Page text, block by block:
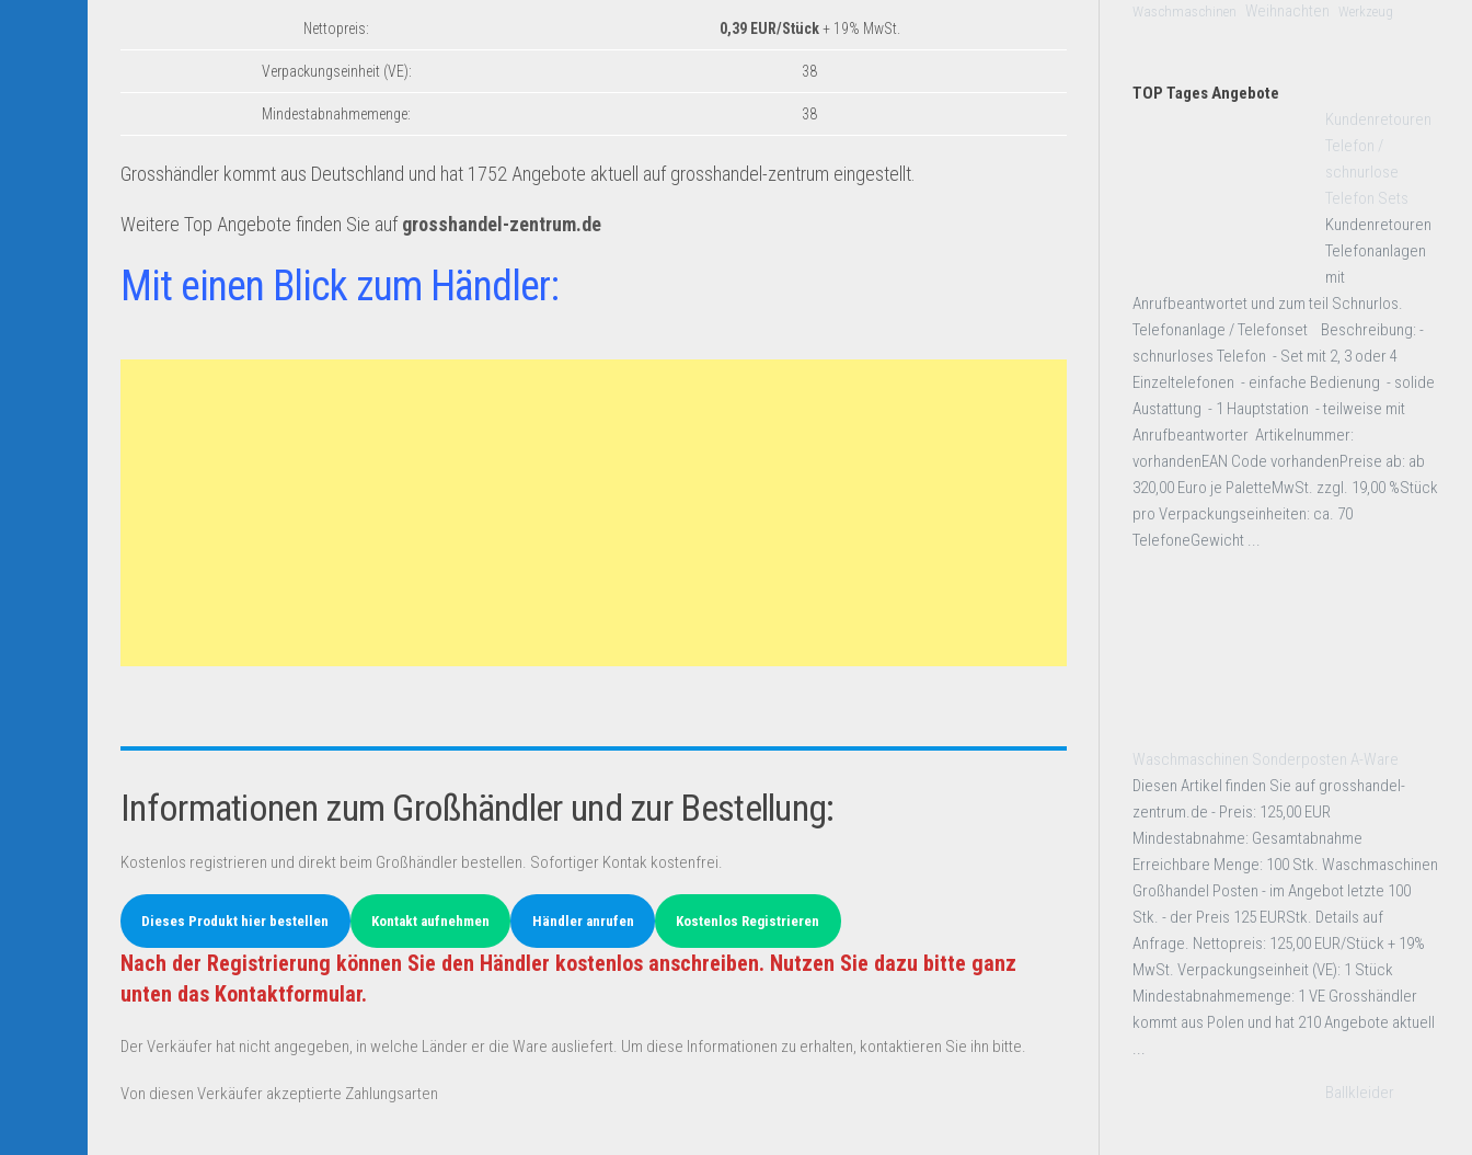
Nettopreis: 0,39 EUR/Stück+ 19% MwSt.
Verpackungseinheit (VE): 38
Mindestabnahmemenge: 38
Grosshändler kommt aus Deutschland und hat 1752 Angebote aktuell auf grosshandel-zentrum eingestellt.
Weitere Top Angebote finden Sie aufgrosshandel-zentrum.de
Mit einen Blick zum Händler:
Informationen zum Großhändler und zur Bestellung:
Kostenlos registrieren und direkt beim Großhändler bestellen. Sofortiger Kontak kostenfrei.
Dieses Produkt hier bestellen Kontakt aufnehmen Händler anrufen Kostenlos Registrieren
Nach der Registrierung können Sie den Händler kostenlos anschreiben. Nutzen Sie dazu bitte ganz
unten das Kontaktformular.
Der Verkäufer hat nicht angegeben, in welche Länder er die Ware ausliefert. Um diese Informationen zu erhalten, kontaktieren Sie ihn bitte.
Von diesen Verkäufer akzeptierte Zahlungsarten
Waschmaschinen Weihnachten Werkzeug
TOP Tages Angebote
Kundenretouren
Telefon /
schnurlose
Telefon Sets
Kundenretouren
Telefonanlagen
mit
Anrufbeantwortet und zum teil Schnurlos.
Telefonanlage / Telefonset Beschreibung: -
schnurloses Telefon - Set mit 2, 3 oder 4
Einzeltelefonen - einfache Bedienung - solide
Austattung - 1 Hauptstation - teilweise mit
Anrufbeantworter Artikelnummer:
vorhandenEAN Code vorhandenPreise ab: ab
320,00 Euro je PaletteMwSt. zzgl. 19,00 %Stück
pro Verpackungseinheiten: ca. 70
TelefoneGewicht ...
Waschmaschinen Sonderposten A-Ware
Diesen Artikel finden Sie auf grosshandel-
zentrum.de - Preis: 125,00 EUR
Mindestabnahme: Gesamtabnahme
Erreichbare Menge: 100 Stk. Waschmaschinen
Großhandel Posten - im Angebot letzte 100
Stk. - der Preis 125 EURStk. Details auf
Anfrage. Nettopreis: 125,00 EUR/Stück + 19%
MwSt. Verpackungseinheit (VE): 1 Stück
Mindestabnahmemenge: 1 VE Grosshändler
kommt aus Polen und hat 210 Angebote aktuell
...
Ballkleider